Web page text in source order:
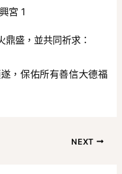
鼎盛，並共同祈求：
，保佑所有善信大德福
NEXT